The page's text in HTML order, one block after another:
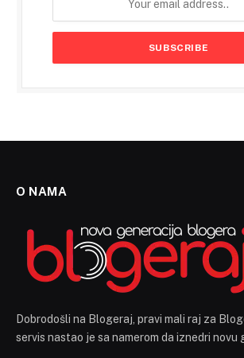
O NAMA
Dobrodošli na Blogeraj, pravi mali raj za
servis nastao je sa namerom da iznedri novu